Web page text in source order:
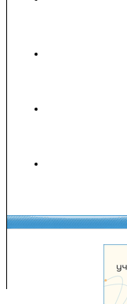
Copyright ©
Перепечатка и